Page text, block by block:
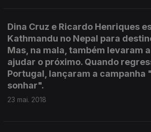
Dina Cruz e Ricardo Henriques
Kathmandu no Nepal para
Mas, na mala, também levaram
ajudar o próximo. Quando
Portugal, lançaram a campanha
sonhar".
23 mai. 2018